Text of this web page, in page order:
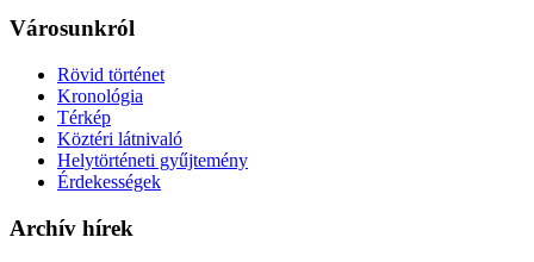
Városunkról
Rövid történet
Kronológia
Térkép
Köztéri látnivaló
Helytörténeti gyűjtemény
Érdekességek
Archív hírek